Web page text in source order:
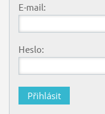
E-mail:
Heslo: